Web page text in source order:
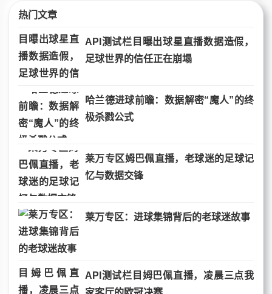
热门文章
API测试栏目曝出球星直播数据造假，
足球世界的信任正在崩塌
哈兰德进球前瞻：数据解密“魔人”的终
极杀戮公式
莱万专区姆巴佩直播，老球迷的足球记
忆与数据交锋
莱万专区：进球集锦背后的老球迷故事
API测试栏目姆巴佩直播，凌晨三点我